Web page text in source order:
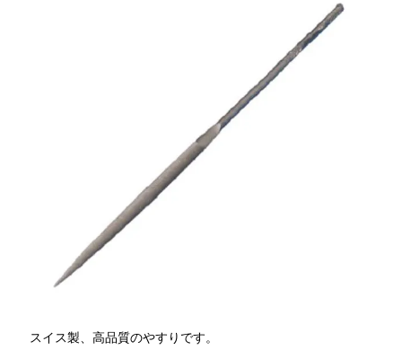
スイス製、高品質のやすりです。